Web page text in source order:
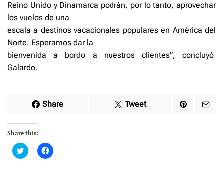
Reino Unido y Dinamarca podrán, por lo tanto, aprovechar
los vuelos de una
escala a destinos vacacionales populares en América del
Norte. Esperamos dar la
bienvenida a bordo a nuestros clientes”, concluyó
Galardo.
Share Tweet
Share this:
C
l
C
l